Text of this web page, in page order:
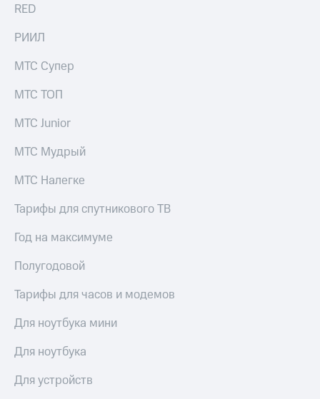
RED
РИИЛ
МТС Супер
МТС ТОП
МТС Junior
МТС Мудрый
МТС Налегке
Тарифы для спутникового ТВ
Год на максимуме
Полугодовой
Тарифы для часов и модемов
Для ноутбука мини
Для ноутбука
Для устройств